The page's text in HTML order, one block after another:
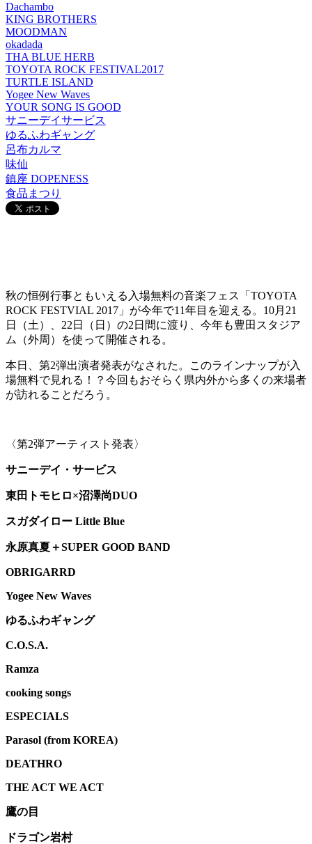
Dachambo
KING BROTHERS
MOODMAN
okadada
THA BLUE HERB
TOYOTA ROCK FESTIVAL2017
TURTLE ISLAND
Yogee New Waves
YOUR SONG IS GOOD
サニーデイサービス
ゆるふわギャング
呂布カルマ
味仙
鎮座 DOPENESS
食品まつり
秋の恒例行事ともいえる入場無料の音楽フェス「TOYOTA
ROCK FESTVIAL 2017」が今年で11年目を迎える。10月21
日（土）、22日（日）の2日間に渡り、今年も豊田スタジア
ム（外周）を使って開催される。
本日、第2弾出演者発表がなされた。このラインナップが入
場無料で見れる！？今回もおそらく県内外から多くの来場者
が訪れることだろう。
〈第2弾アーティスト発表〉
サニーデイ・サービス
東田トモヒロ×沼澤尚DUO
スガダイロー Little Blue
永原真夏＋SUPER GOOD BAND
OBRIGARRD
Yogee New Waves
ゆるふわギャング
C.O.S.A.
Ramza
cooking songs
ESPECIALS
Parasol (from KOREA)
DEATHRO
THE ACT WE ACT
鷹の目
ドラゴン岩村